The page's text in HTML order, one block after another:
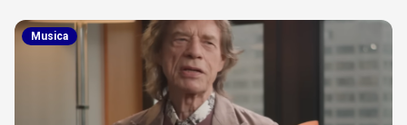
Musica